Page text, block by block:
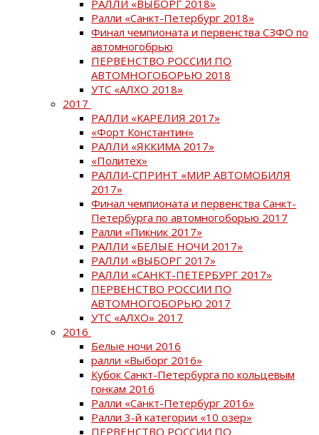
РАЛЛИ «ВЫБОРГ 2018»
Ралли «Санкт-Петербург 2018»
Финал чемпионата и первенства СЗФО по
автомногобрью
ПЕРВЕНСТВО РОССИИ ПО
АВТОМНОГОБОРЬЮ 2018
УТС «АЛХО 2018»
2017
РАЛЛИ «КАРЕЛИЯ 2017»
«Форт Константин»
РАЛЛИ «ЯККИМА 2017»
«Политех»
РАЛЛИ-СПРИНТ «МИР АВТОМОБИЛЯ
2017»
Финал чемпионата и первенства Санкт-
Петербурга по автомногоборью 2017
Ралли «Пикник 2017»
РАЛЛИ «БЕЛЫЕ НОЧИ 2017»
РАЛЛИ «ВЫБОРГ 2017»
РАЛЛИ «САНКТ-ПЕТЕРБУРГ 2017»
ПЕРВЕНСТВО РОССИИ ПО
АВТОМНОГОБОРЬЮ 2017
УТС «АЛХО» 2017
2016
Белые ночи 2016
ралли «Выборг 2016»
Кубок Санкт-Петербурга по кольцевым
гонкам 2016
Ралли «Санкт-Петербург 2016»
Ралли 3-й категории «10 озер»
ПЕРВЕНСТВО РОССИИ ПО